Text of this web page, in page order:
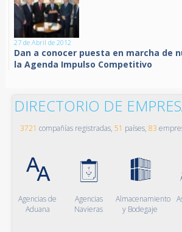
27 de Abril de 2012
Dan a conocer puesta en marcha de
la Agenda Impulso Competitivo
DIRECTORIO DE
3721 compañías registradas, 51 países, 83
Agencias de
Aduana
Agencias
Navieras
Almacenamiento
y Bodegaje